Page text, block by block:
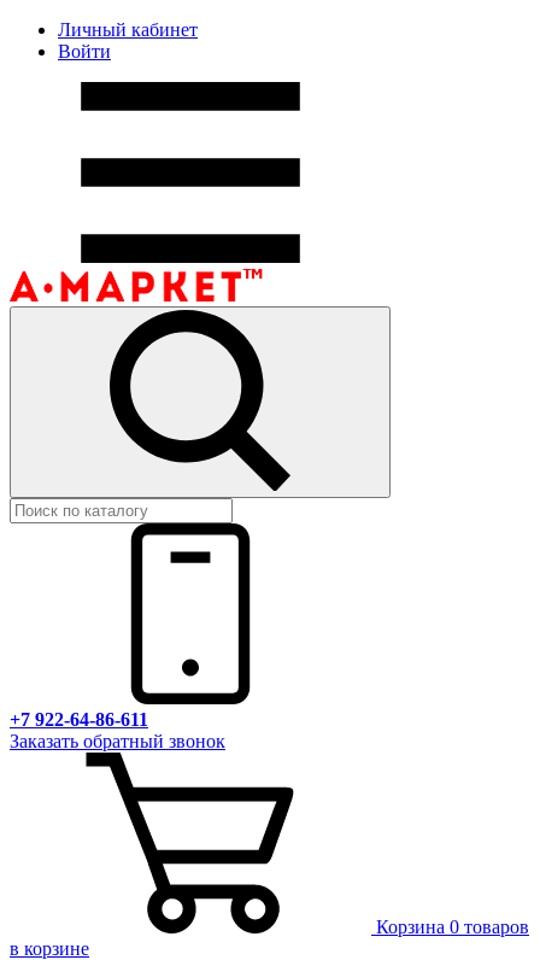
Личный кабинет
Войти
+7 922-64-86-611
Заказать обратный звонок
Корзина 0 товаров
в корзине